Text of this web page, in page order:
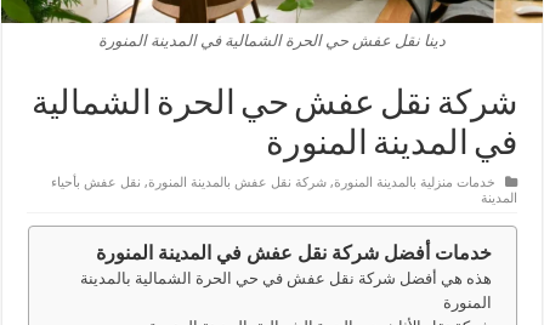
دينا نقل عفش حي الحرة الشمالية في المدينة المنورة
شركة نقل عفش حي الحرة الشمالية
في المدينة المنورة
خدمات منزلية بالمدينة المنورة,شركة نقل عفش بالمدينة المنورة, نقل عفش بأحياء
المدينة
خدمات أفضل شركة نقل عفش في المدينة المنورة
هذه هي أفضل شركة نقل عفش في حي الحرة الشمالية بالمدينة
المنورة